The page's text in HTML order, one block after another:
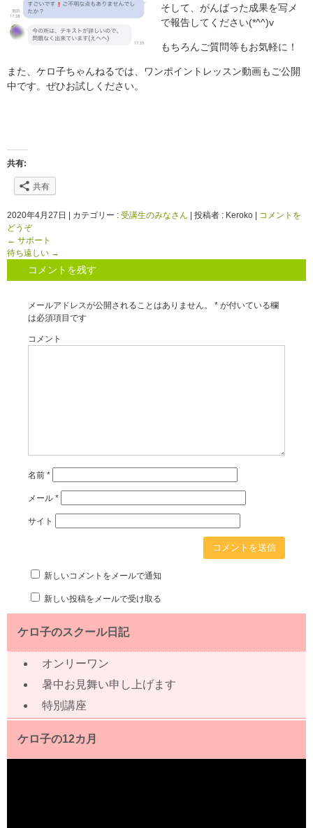
そして、がんばった成果を写メ
で報告してください(*^^)v
もちろんご質問等もお気軽に！
また、ケロ子ちゃんねるでは、ワンポイントレッスン動画もご公開
中です。ぜひお試しください。
共有:
共有
2020年4月27日 | カテゴリー : 受講生のみなさん | 投稿者 : Keroko | コメントを
どうぞ
← サポート
待ち遠しい →
コメントを残す
メールアドレスが公開されることはありません。 * が付いている欄
は必須項目です
コメント
名前 *
メール *
サイト
新しいコメントをメールで通知
新しい投稿をメールで受け取る
ケロ子のスクール日記
オンリーワン
暑中お見舞い申し上げます
特別講座
ケロ子の12カ月